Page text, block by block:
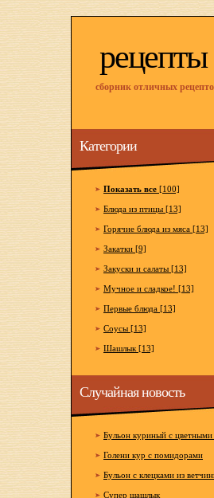
сборник отличных
Категории
Показать все [100]
Блюда из птицы [13]
Горячие блюда из мяса [13]
Закатки [9]
Закуски и салаты [13]
Мучное и сладкое! [13]
Первые блюда [13]
Соусы [13]
Шашлык [13]
Случайная новость
Бульон куриный с цветными
Голени кур с помидорами
Бульон с клецками из
Супер шашлык